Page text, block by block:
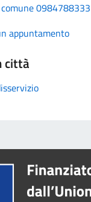
0984788333
appuntamento
città